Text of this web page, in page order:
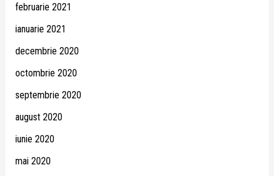
februarie 2021
ianuarie 2021
decembrie 2020
octombrie 2020
septembrie 2020
august 2020
iunie 2020
mai 2020